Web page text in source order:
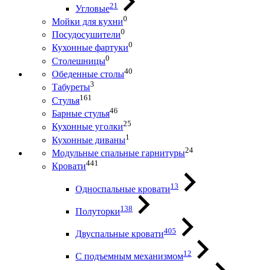
Угловые21
Мойки для кухни0
Посудосушители0
Кухонные фартуки0
Столешницы0
Обеденные столы40
Табуреты3
Стулья161
Барные стулья46
Кухонные уголки25
Кухонные диваны1
Модульные спальные гарнитуры24
Кровати441
Односпальные кровати13
Полуторки138
Двуспальные кровати405
С подъемным механизмом12